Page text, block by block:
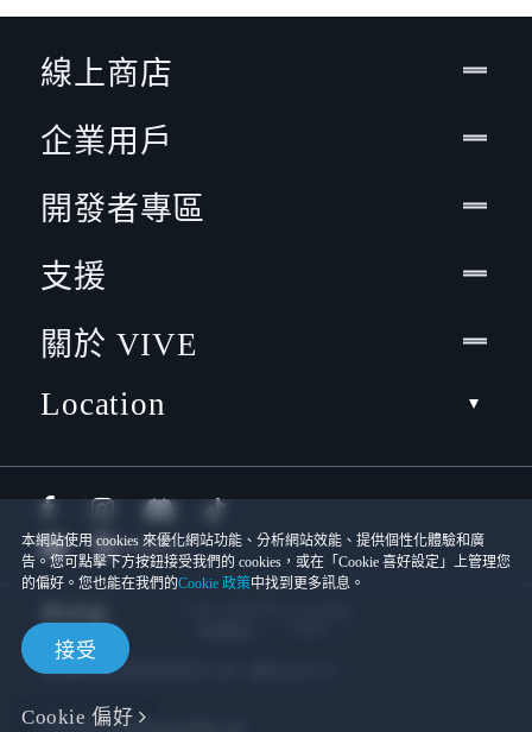
本網站使用 cookies 來優化網站功能、分析網站效能、提供個性化體驗和廣
告。您可點擊下方按鈕接受我們的 cookies，或在「Cookie 喜好設定」上管理您
的偏好。您也能在我們的Cookie 政策中找到更多訊息。
接受
Cookie 偏好
線上商店
企業用戶
開發者專區
支援
關於 VIVE
Location
宏達國際電子股份有限公司 | 統一編號16003518
隱私聯絡:Global-Privacy@htc.com